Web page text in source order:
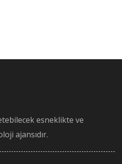
esneklikte ve
ajansıdır.